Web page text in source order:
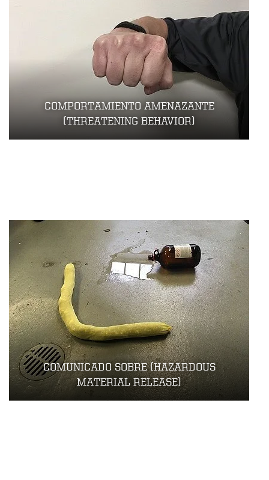
COMPORTAMIENTO AMENAZANTE
(THREATENING BEHAVIOR)
COMUNICADO SOBRE (HAZARDOUS
MATERIAL RELEASE)